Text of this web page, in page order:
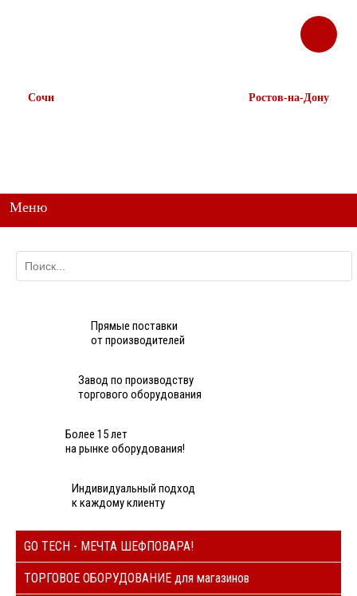
Сочи
ЗАКАЗАТЬ
ЗВОНОК
Ростов-на-Дону
Меню
Прямые поставки
от производителей
Завод по производству
торгового оборудования
Более 15 лет
на рынке оборудования!
Индивидуальный подход
к каждому клиенту
GO TECH - МЕЧТА ШЕФПОВАРА!
ТОРГОВОЕ ОБОРУДОВАНИЕ для магазинов